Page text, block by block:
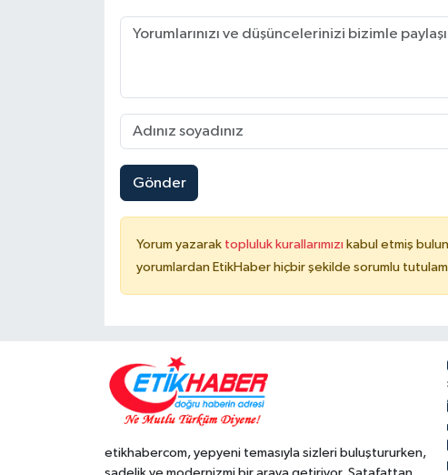
Gönder
Yorum yazarak topluluk kurallarımızı kabul etmiş
yorumlardan EtikHaber hiçbir şekilde sorumlu
etikhabercom, yepyeni temasıyla sizleri buluştururken,